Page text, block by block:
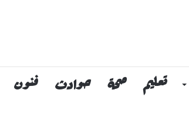
تعليم صحة حوادث فنون